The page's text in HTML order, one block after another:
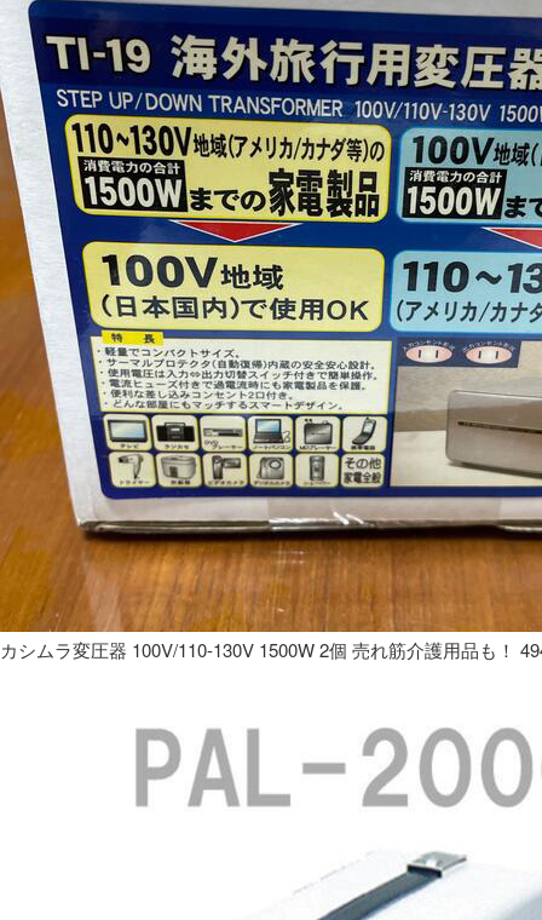
カシムラ変圧器 100V/110-130V 1500W 2個 売れ筋介護用品も！